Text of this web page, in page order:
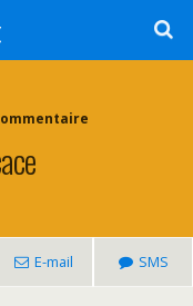
E-mail SMS